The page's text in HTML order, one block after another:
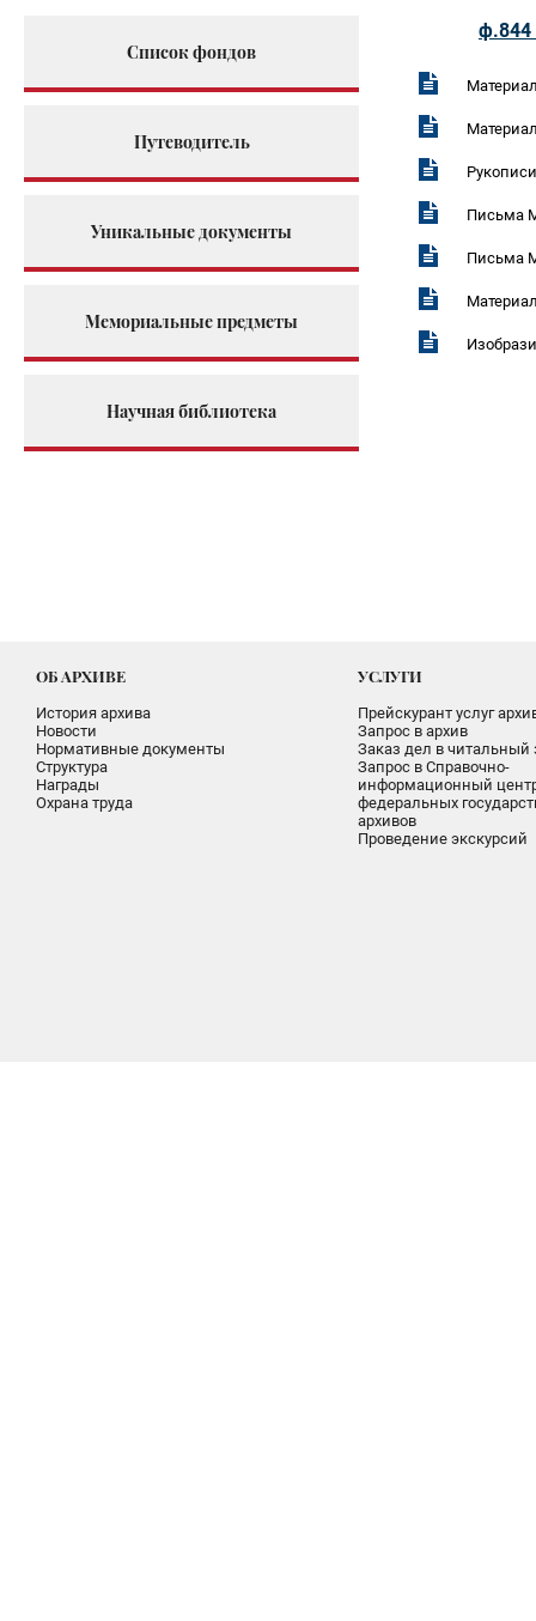
Список фондов
Путеводитель
Уникальные документы
Мемориальные предметы
Научная библиотека
ф.844
Письма
Письма
ОБ АРХИВЕ
История архива
Новости
Нормативные документы
Структура
Награды
Охрана труда
УСЛУГИ
Прейскурант услуг
Запрос в архив
Заказ дел в читальный
Запрос в Справочно-
информационный
федеральных
архивов
Проведение экскурсий